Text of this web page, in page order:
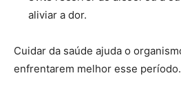
aliviar a dor.
Cuidar da saúde ajuda o
enfrentarem melhor esse período.